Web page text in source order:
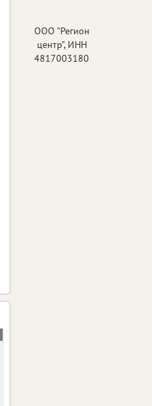
ООО "Регион
центр", ИНН
4817003180